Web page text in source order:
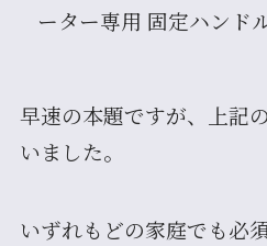
ーター専用 固定ハンド
早速の本題ですが、上記
いました。
いずれもどの家庭でも必